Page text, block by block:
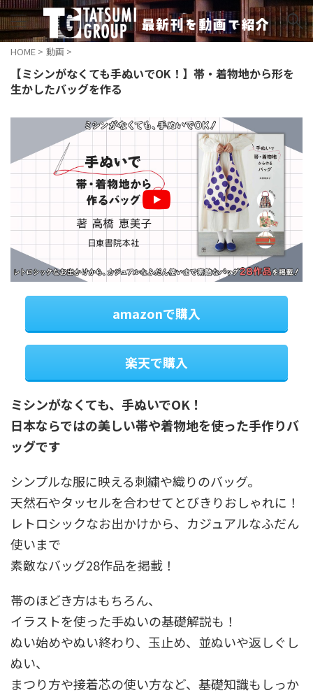
HOME > 動画 >
【ミシンがなくても手ぬいでOK！】帯・着物地から形を
生かしたバッグを作る
amazonで購入
楽天で購入
ミシンがなくても、手ぬいでOK！
日本ならではの美しい帯や着物地を使った手作りバ
ッグです
シンプルな服に映える刺繍や織りのバッグ。
天然石やタッセルを合わせてとびきりおしゃれに！
レトロシックなお出かけから、カジュアルなふだん
使いまで
素敵なバッグ28作品を掲載！
帯のほどき方はもちろん、
イラストを使った手ぬいの基礎解説も！
ぬい始めやぬい終わり、玉止め、並ぬいや返しぐし
ぬい、
まつり方や接着芯の使い方など、基礎知識もしっか